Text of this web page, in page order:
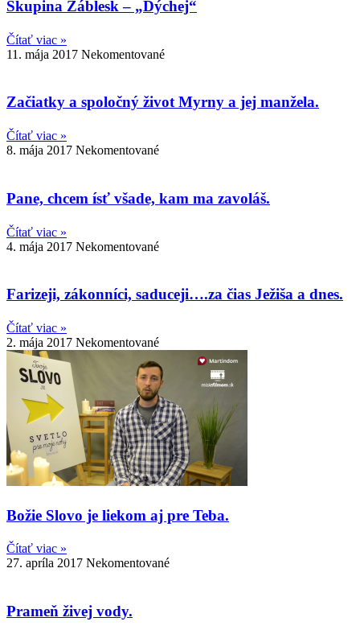
Skupina Záblesk – „Dýchej“
Čítať viac »
11. mája 2017 Nekomentované
Začiatky a spoločný život Myrny a jej manžela.
Čítať viac »
8. mája 2017 Nekomentované
Pane, chcem ísť všade, kam ma zavoláš.
Čítať viac »
4. mája 2017 Nekomentované
Farizeji, zákonníci, saduceji….za čias Ježiša a dnes.
Čítať viac »
2. mája 2017 Nekomentované
Božie Slovo je liekom aj pre Teba.
Čítať viac »
27. apríla 2017 Nekomentované
Prameň živej vody.